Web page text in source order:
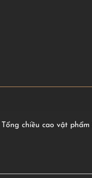
chiều cao vật phẩm